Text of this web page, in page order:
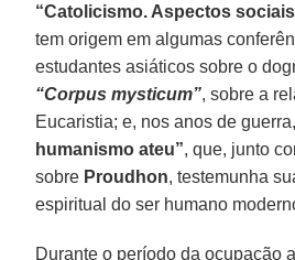
“Catolicismo. Aspectos
tem origem em algumas
estudantes asiáticos sobre o
“Corpus mysticum”, sobre a
Eucaristia; e, nos anos de guerra,
humanismo ateu”, que, junto
sobre Proudhon, testemunha
espiritual do ser humano
Durante o período da ocupação